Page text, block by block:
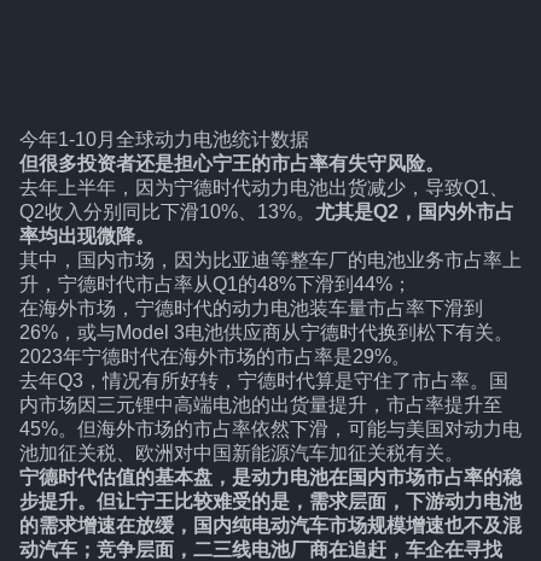
今年1-10月全球动力电池统计数据
但很多投资者还是担心宁王的市占率有失守风险。
去年上半年，因为宁德时代动力电池出货减少，导致Q1、
Q2收入分别同比下滑10%、13%。 尤其是Q2，国内外市占
率均出现微降。
其中，国内市场，因为比亚迪等整车厂的电池业务市占率上
升，宁德时代市占率从Q1的48%下滑到44%；
在海外市场，宁德时代的动力电池装车量市占率下滑到
26%，或与Model 3电池供应商从宁德时代换到松下有关。
2023年宁德时代在海外市场的市占率是29%。
去年Q3，情况有所好转，宁德时代算是守住了市占率。国
内市场因三元锂中高端电池的出货量提升，市占率提升至
45%。但海外市场的市占率依然下滑，可能与美国对动力电
池加征关税、欧洲对中国新能源汽车加征关税有关。
宁德时代估值的基本盘，是动力电池在国内市场市占率的稳
步提升。但让宁王比较难受的是，需求层面，下游动力电池
的需求增速在放缓，国内纯电动汽车市场规模增速也不及混
动汽车；竞争层面，二三线电池厂商在追赶，车企在寻找